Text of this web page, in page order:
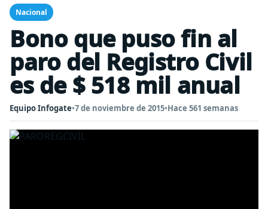
Nacional
Bono que puso fin al
paro del Registro Civil
es de $ 518 mil anual
Equipo Infogate•7 de noviembre de 2015•Hace 561 semanas